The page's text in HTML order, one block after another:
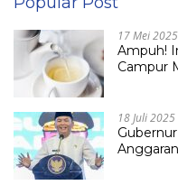
17 Mei 2025
Ampuh!
Campur
18 Juli 2025